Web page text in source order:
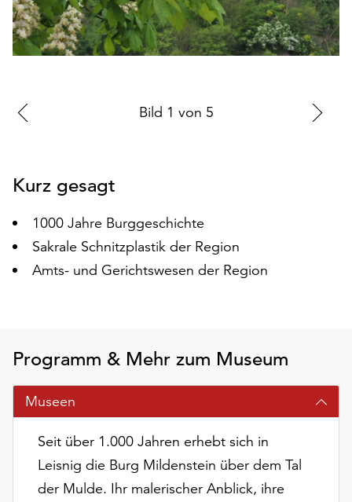
auf
„Alle
akzeptieren“,
Cookies
zu
können
Ihr
Einverständnis
jederzeit
ändern
und
am
der
Seite
Schaltfläche
„Cookie-
Einstellungen“
Bild 1 von 5
Kurz gesagt
1000 Jahre Burggeschichte
Sakrale Schnitzplastik der Region
Amts- und Gerichtswesen der Region
Programm & Mehr zum Museum
Museen
Seit über 1.000 Jahren erhebt sich in
Leisnig die Burg Mildenstein über dem Tal
der Mulde. Ihr malerischer Anblick, ihre